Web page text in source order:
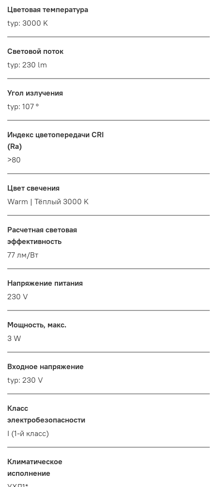
Цветовая температура
typ: 3000 K
Световой поток
typ: 230 lm
Угол излучения
typ: 107 °
Индекс цветопередачи CRI
(Ra)
>80
Цвет свечения
Warm | Тёплый 3000 K
Расчетная световая
эффективность
77 лм/Вт
Напряжение питания
230 V
Мощность, макс.
3 W
Входное напряжение
typ: 230 V
Класс
электробезопасности
I (1-й класс)
Климатическое
исполнение